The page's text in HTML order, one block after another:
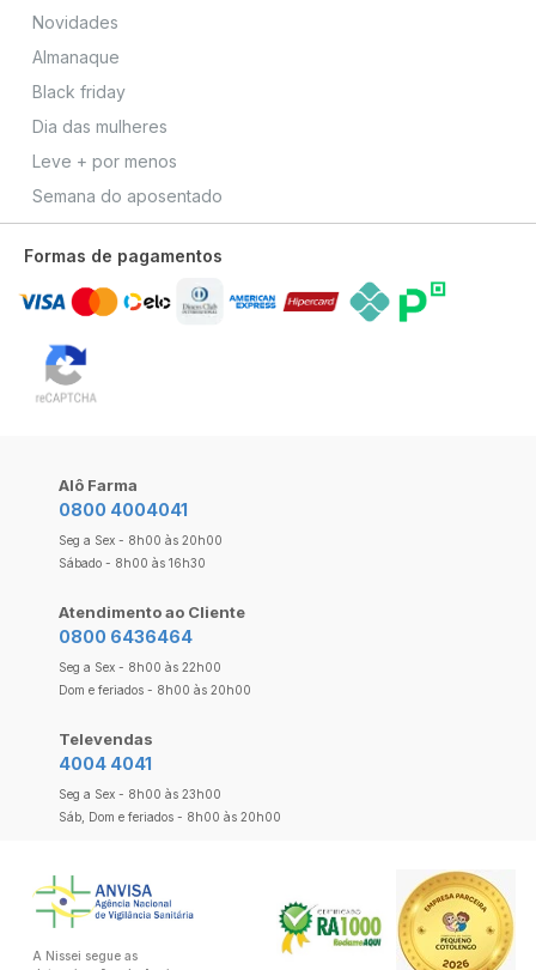
Novidades
Almanaque
Black friday
Dia das mulheres
Leve + por menos
Semana do aposentado
Formas de pagamentos
Alô Farma
0800 4004041
Seg a Sex - 8h00 às 20h00
Sábado - 8h00 às 16h30
Atendimento ao Cliente
0800 6436464
Seg a Sex - 8h00 às 22h00
Dom e feriados - 8h00 às 20h00
Televendas
4004 4041
Seg a Sex - 8h00 às 23h00
Sáb, Dom e feriados - 8h00 às 20h00
A Nissei segue as